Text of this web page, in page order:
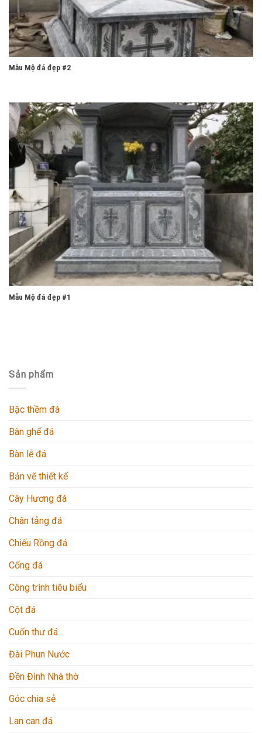
Mẫu Mộ đá đẹp #2
Mẫu Mộ đá đẹp #1
Sản phẩm
Bậc thềm đá
Bàn ghế đá
Bàn lễ đá
Bản vẽ thiết kế
Cây Hương đá
Chân tảng đá
Chiếu Rồng đá
Cổng đá
Công trình tiêu biểu
Cột đá
Cuốn thư đá
Đài Phun Nước
Đền Đình Nhà thờ
Góc chia sẻ
Lan can đá